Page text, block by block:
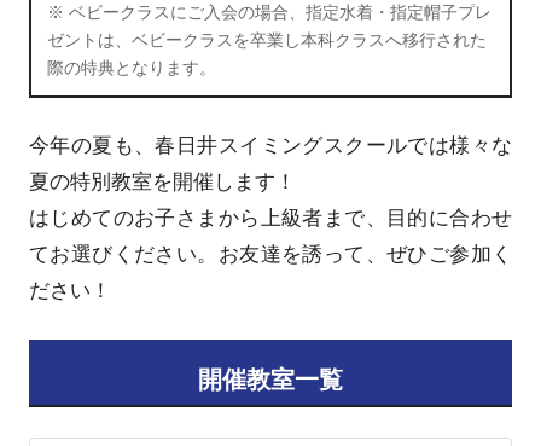
※ ベビークラスにご入会の場合、指定水着・指定帽子プレ
ゼントは、ベビークラスを卒業し本科クラスへ移行された
際の特典となります。
今年の夏も、春日井スイミングスクールでは様々な
夏の特別教室を開催します！
はじめてのお子さまから上級者まで、目的に合わせ
てお選びください。お友達を誘って、ぜひご参加く
ださい！
開催教室一覧